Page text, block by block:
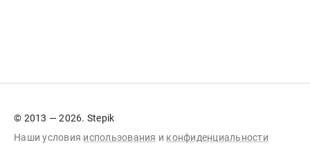
© 2013 — 2026. Stepik
Наши условия использования и конфиденциальности